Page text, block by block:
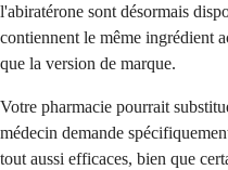
l'abiratérone sont désormais
contiennent le même ingrédient
que la version de marque.
Votre pharmacie pourrait
médecin demande
tout aussi efficaces, bien que